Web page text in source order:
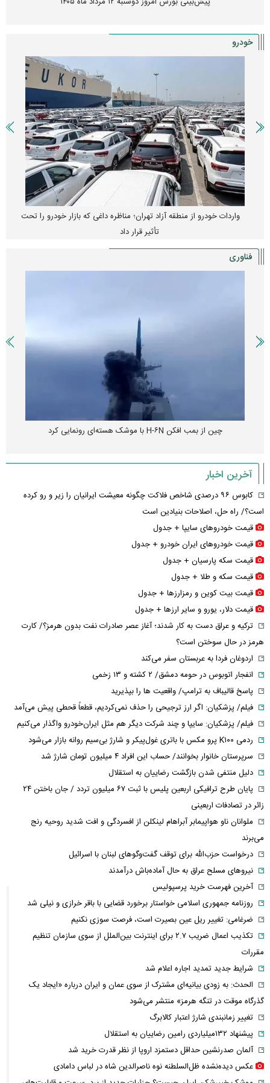
خودرو
واردات خودرو از منطقه آزاد تهران؛ مناظره داغی که بازار خودرو را تحت
تأثیر قرار داد
فناوری
چین از بمب افکن H-۶N با موشک هسته‌ای رونمایی کرد
آخرین اخبار
کابوس ۹۶ درصدی شاخص فلاکت چگونه معیشت ایرانیان را زیر و رو کرده
است؟/ راه حل، اصلاحات بنیادین است
قیمت خودرو‌های سایپا + جدول
قیمت خودرو‌های ایران خودرو + جدول
قیمت سکه پارسیان + جدول
قیمت سکه و طلا + جدول
قیمت بیت کوین و رمزارز‌ها + جدول
قیمت دلار، یورو و سایر ارز‌ها + جدول
ترکیه و عراق دست به کار شدند؛ آغاز عصر صادرات نفت بدون هرمز؟/ کارت
هرمز در حال سوختن است؟
اردوغان فردا به عربستان سفر می‌کند
انفجار اتوبوس در حومه دمشق/ ۲ کشته و ۱۳ زخمی
پاسخ قالیباف به ترامپ/ واقعیت ها را بپذیرید
فیلم/ پزشکیان: اگر ارز ترجیحی را حذف نمی‌کردیم، قطعاً قحطی پیش می‌آمد
فیلم/ پزشکیان: سایپا و چند شرکت دیگر هم مثل ایران‌خودرو واگذار می‌کنیم
ردمی K۱۰۰ پرو مکس با باتری غول‌پیکر و شارژ بی‌سیم روانه بازار می‌شود
سرپرستان خانوار بخوانند/ حساب این افراد ۴ میلیون تومان شارژ شد
دلیل منتفی شدن بازگشت رضاییان به استقلال
پایان طرح ترافیکی اربعین پلیس با ثبت ۶۷ میلیون تردد / جان باختن ۲۴
زائر در تصادفات اربعینی
ملوانان ناو هواپیمابر آبراهام لینکلن از افسردگی و افت شدید روحیه رنج
می‌برند
درخواست حزب‌الله برای توقف گفت‌وگوهای لبنان با اسرائیل
نیروهای مسلح عراق به حال آماده‌باش درآمدند
آخرین فهرست خرید پرسپولیس
روزنامه جمهوری اسلامی خواستار برخورد قضایی با باقر خرازی و نیلی شد
ضرغامی: تغییر ریل عین بصیرت است، فرصت سوزی نکنیم
تکذیب اعمال ضریب ۲.۷ برای اینترنت بین‌الملل از سوی سازمان تنظیم
مقررات
شرایط جدید تمدید اجاره اعلام شد
الحدث: به زودی بیانیه‌ای مشترک از سوی عمان و ایران درباره «ایجاد یک
گذرگاه موقت در تنگه هرمز» منتشر می‌شود
تغییر زمانبندی‌ شارژ اعتبار کالابرگ
پیشنهاد ۱۳۲میلیاردی رامین رضاییان به استقلال
آلمان صدرنشین حداقل دستمزد اروپا از نظر قدرت خرید شد
عکس دیده‌نشده ظل‌السلطنه نوه ناصرالدین شاه در لباس دامادی